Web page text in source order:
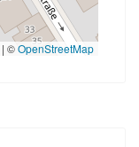
| ©OpenStreetMap